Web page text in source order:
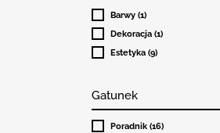
Barwy (1)
Dekoracja (1)
Estetyka (9)
Gatunek
Poradnik (16)